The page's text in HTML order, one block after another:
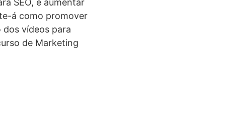
SEO, e aumentar
á como promover
dos vídeos para
de Marketing